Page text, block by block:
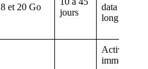
8 et 20 Go
jours
data et
longues.
Activation
immédiate,